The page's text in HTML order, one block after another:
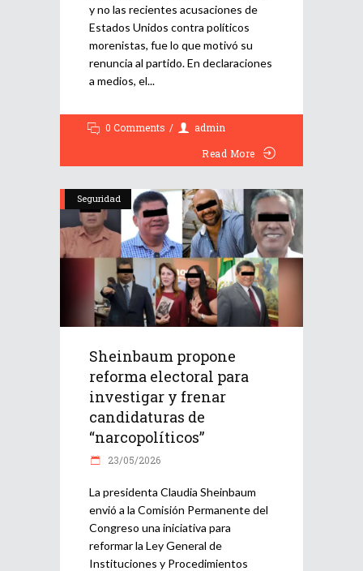
y no las recientes acusaciones de
Estados Unidos contra políticos
morenistas, fue lo que motivó su
renuncia al partido. En declaraciones
a medios, el
0 Comments
admin
Read More
Seguridad
Sheinbaum propone
reforma electoral para
investigar y frenar
candidaturas de
“narcopolíticos”
23/05/2026
La presidenta Claudia Sheinbaum
envió a la Comisión Permanente del
Congreso una iniciativa para
reformar la Ley General de
Instituciones y Procedimientos